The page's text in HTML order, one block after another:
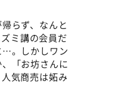
らず、なんと
ミ講の会員だ
…。しかしワン
「お坊さんに
気商売は妬み